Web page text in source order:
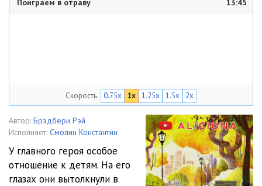
Поиграем в отраву 13:45
Скорость 0.75x 1x 1.25x 1.5x 2x
Автор: Брэдбери Рэй
Исполняет: Смолин Константин
У главного героя особое
отношение к детям. На его
глазах они вытолкнули в